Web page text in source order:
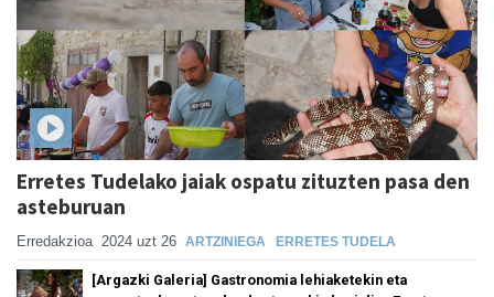
Erretes Tudelako jaiak ospatu zituzten pasa den
asteburuan
Erredakzioa 2024 uzt 26 ARTZINIEGA ERRETES TUDELA
[Argazki Galeria] Gastronomia lehiaketekin eta